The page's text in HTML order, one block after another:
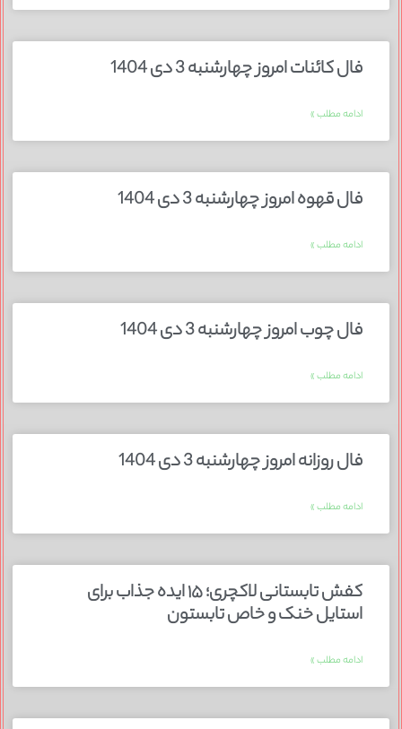
فال کائنات امروز چهارشنبه 3 دی 1404
ادامه مطلب »
فال قهوه امروز چهارشنبه 3 دی 1404
ادامه مطلب »
فال چوب امروز چهارشنبه 3 دی 1404
ادامه مطلب »
فال روزانه امروز چهارشنبه 3 دی 1404
ادامه مطلب »
کفش تابستانی لاکچری؛ ۱۵ ایده‌ جذاب برای
استایل خنک و خاص تابستون
ادامه مطلب »